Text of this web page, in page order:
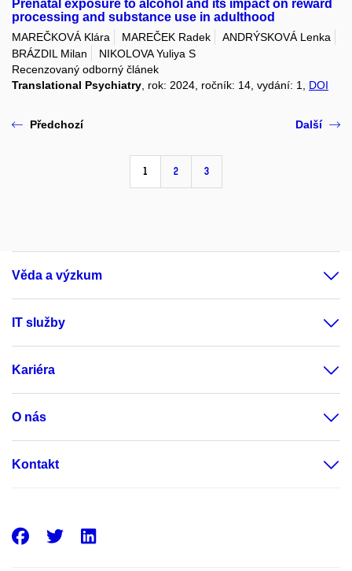
Prenatal exposure to alcohol and its impact on reward
processing and substance use in adulthood
MAREČKOVÁ Klára MAREČEK Radek
ANDRÝSKOVÁ Lenka
BRÁZDIL Milan
NIKOLOVA Yuliya S
Recenzovaný odborný článek
Translational Psychiatry , rok: 2024, ročník: 14, vydání: 1, DOI
Předchozí
1 2 3
Další
Věda a výzkum
IT služby
Kariéra
O nás
Kontakt
Facebook
Twitter